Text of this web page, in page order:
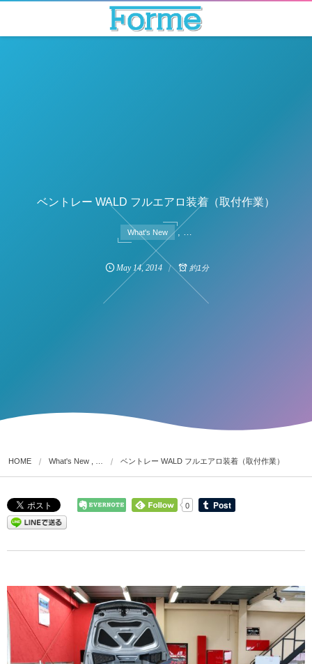
ベントレー WALD フルエアロ装着（取付作業）
What's New , …
May 14,2014 約1分
HOME What's New , … ベントレー WALD フルエアロ装着（取付作業）
0